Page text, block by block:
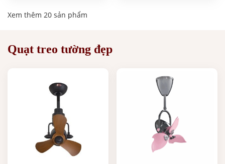
Xem thêm 20 sản phẩm
Quạt treo tường đẹp